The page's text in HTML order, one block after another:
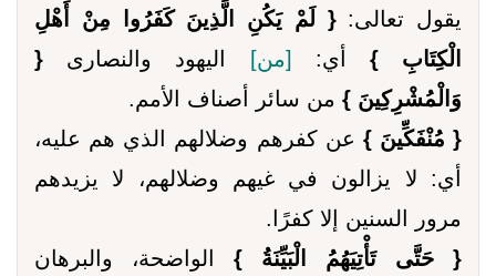
يقول تعالى:{ لَمْ يَكُنِ الَّذِينَ كَفَرُوا مِنْ أَهْلِ
الْكِتَابِ } أي: [من] اليهود والنصارى {
وَالْمُشْرِكِينَ } من سائر أصناف الأمم.
{ مُنْفَكِّينَ } عن كفرهم وضلالهم الذي هم عليه،
أي: لا يزالون في غيهم وضلالهم، لا يزيدهم
مرور السنين إلا كفرًا.
{ حَتَّى تَأْتِيَهُمُ الْبَيِّنَةُ } الواضحة، والبرهان